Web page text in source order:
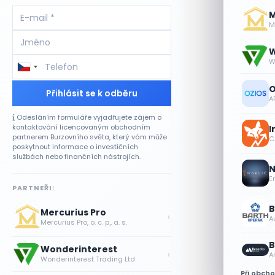
Přihlásit se k odběru
Odesláním formuláře vyjadřujete zájem o
kontaktování licencovaným obchodním
partnerem Burzovního světa, který vám může
poskytnout informace o investičních
službách nebo finančních nástrojích.
PARTNEŘI:
Mercurius Pro
Mercurius Pro, o. c. p., a. s. ›
Wonderinterest
Wonderinterest Trading Ltd ›